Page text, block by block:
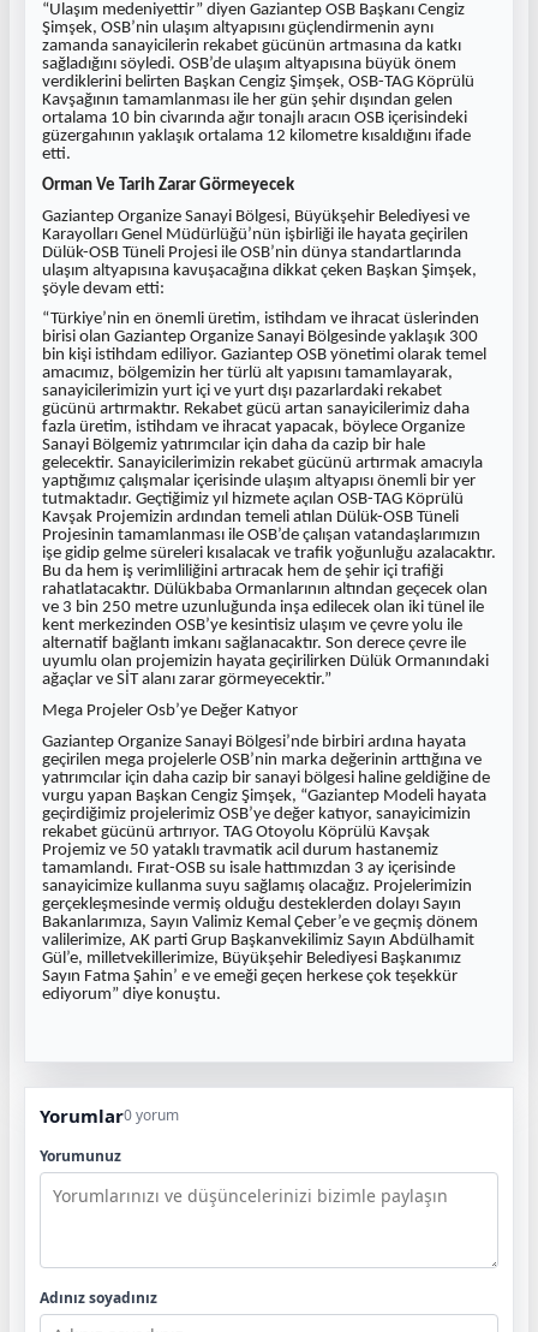
“Ulaşım medeniyettir” diyen Gaziantep OSB Başkanı Cengiz
Şimşek, OSB’nin ulaşım altyapısını güçlendirmenin aynı
zamanda sanayicilerin rekabet gücünün artmasına da katkı
sağladığını söyledi. OSB’de ulaşım altyapısına büyük önem
verdiklerini belirten Başkan Cengiz Şimşek, OSB-TAG Köprülü
Kavşağının tamamlanması ile her gün şehir dışından gelen
ortalama 10 bin civarında ağır tonajlı aracın OSB içerisindeki
güzergahının yaklaşık ortalama 12 kilometre kısaldığını ifade
etti.
Orman Ve Tarih Zarar Görmeyecek
Gaziantep Organize Sanayi Bölgesi, Büyükşehir Belediyesi ve
Karayolları Genel Müdürlüğü’nün işbirliği ile hayata geçirilen
Dülük-OSB Tüneli Projesi ile OSB’nin dünya standartlarında
ulaşım altyapısına kavuşacağına dikkat çeken Başkan Şimşek,
şöyle devam etti:
“Türkiye’nin en önemli üretim, istihdam ve ihracat üslerinden
birisi olan Gaziantep Organize Sanayi Bölgesinde yaklaşık 300
bin kişi istihdam ediliyor. Gaziantep OSB yönetimi olarak temel
amacımız, bölgemizin her türlü alt yapısını tamamlayarak,
sanayicilerimizin yurt içi ve yurt dışı pazarlardaki rekabet
gücünü artırmaktır. Rekabet gücü artan sanayicilerimiz daha
fazla üretim, istihdam ve ihracat yapacak, böylece Organize
Sanayi Bölgemiz yatırımcılar için daha da cazip bir hale
gelecektir. Sanayicilerimizin rekabet gücünü artırmak amacıyla
yaptığımız çalışmalar içerisinde ulaşım altyapısı önemli bir yer
tutmaktadır. Geçtiğimiz yıl hizmete açılan OSB-TAG Köprülü
Kavşak Projemizin ardından temeli atılan Dülük-OSB Tüneli
Projesinin tamamlanması ile OSB’de çalışan vatandaşlarımızın
işe gidip gelme süreleri kısalacak ve trafik yoğunluğu azalacaktır.
Bu da hem iş verimliliğini artıracak hem de şehir içi trafiği
rahatlatacaktır. Dülükbaba Ormanlarının altından geçecek olan
ve 3 bin 250 metre uzunluğunda inşa edilecek olan iki tünel ile
kent merkezinden OSB’ye kesintisiz ulaşım ve çevre yolu ile
alternatif bağlantı imkanı sağlanacaktır. Son derece çevre ile
uyumlu olan projemizin hayata geçirilirken Dülük Ormanındaki
ağaçlar ve SİT alanı zarar görmeyecektir.”
Mega Projeler Osb’ye Değer Katıyor
Gaziantep Organize Sanayi Bölgesi’nde birbiri ardına hayata
geçirilen mega projelerle OSB’nin marka değerinin arttığına ve
yatırımcılar için daha cazip bir sanayi bölgesi haline geldiğine de
vurgu yapan Başkan Cengiz Şimşek, “Gaziantep Modeli hayata
geçirdiğimiz projelerimiz OSB’ye değer katıyor, sanayicimizin
rekabet gücünü artırıyor. TAG Otoyolu Köprülü Kavşak
Projemiz ve 50 yataklı travmatik acil durum hastanemiz
tamamlandı. Fırat-OSB su isale hattımızdan 3 ay içerisinde
sanayicimize kullanma suyu sağlamış olacağız. Projelerimizin
gerçekleşmesinde vermiş olduğu desteklerden dolayı Sayın
Bakanlarımıza, Sayın Valimiz Kemal Çeber’e ve geçmiş dönem
valilerimize, AK parti Grup Başkanvekilimiz Sayın Abdülhamit
Gül’e, milletvekillerimize, Büyükşehir Belediyesi Başkanımız
Sayın Fatma Şahin’ e ve emeği geçen herkese çok teşekkür
ediyorum” diye konuştu.
Yorumlar0 yorum
Yorumunuz
Adınız soyadınız